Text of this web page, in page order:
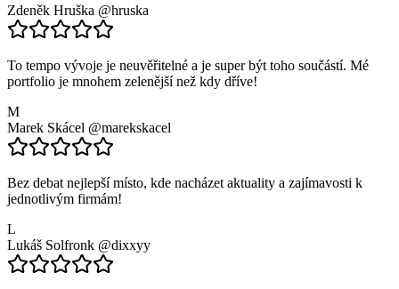
Zdeněk Hruška @hruska
To tempo vývoje je neuvěřitelné a je super být toho součástí. Mé
portfolio je mnohem zelenější než kdy dříve!
M
Marek Skácel @marekskacel
Bez debat nejlepší místo, kde nacházet aktuality a zajímavosti k
jednotlivým firmám!
L
Lukáš Solfronk @dixxyy